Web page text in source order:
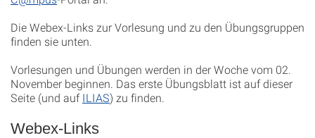
Die Webex-Links zur Vorlesung und zu den Übungsgruppen
finden sie unten.
Vorlesungen und Übungen werden in der Woche vom 02.
November beginnen. Das erste Übungsblatt ist auf dieser
Seite (und aufILIAS) zu finden.
Webex-Links